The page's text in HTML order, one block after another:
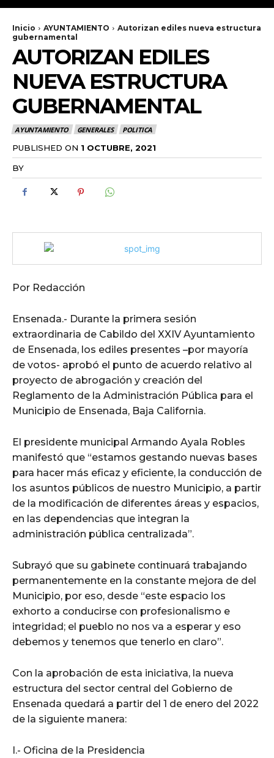
Inicio AYUNTAMIENTO
Autorizan ediles nueva estructura
gubernamental
AUTORIZAN EDILES
NUEVA ESTRUCTURA
GUBERNAMENTAL
AYUNTAMIENTO GENERALES POLITICA
PUBLISHED ON 1 OCTUBRE, 2021
BY
Por Redacción
Ensenada.- Durante la primera sesión
extraordinaria de Cabildo del XXIV Ayuntamiento
de Ensenada, los ediles presentes –por mayoría
de votos- aprobó el punto de acuerdo relativo al
proyecto de abrogación y creación del
Reglamento de la Administración Pública para el
Municipio de Ensenada, Baja California.
El presidente municipal Armando Ayala Robles
manifestó que “estamos gestando nuevas bases
para hacer más eficaz y eficiente, la conducción de
los asuntos públicos de nuestro Municipio, a partir
de la modificación de diferentes áreas y espacios,
en las dependencias que integran la
administración pública centralizada”.
Subrayó que su gabinete continuará trabajando
permanentemente en la constante mejora de del
Municipio, por eso, desde “este espacio los
exhorto a conducirse con profesionalismo e
integridad; el pueblo no nos va a esperar y eso
debemos y tenemos que tenerlo en claro”.
Con la aprobación de esta iniciativa, la nueva
estructura del sector central del Gobierno de
Ensenada quedará a partir del 1 de enero del 2022
de la siguiente manera:
I.- Oficina de la Presidencia